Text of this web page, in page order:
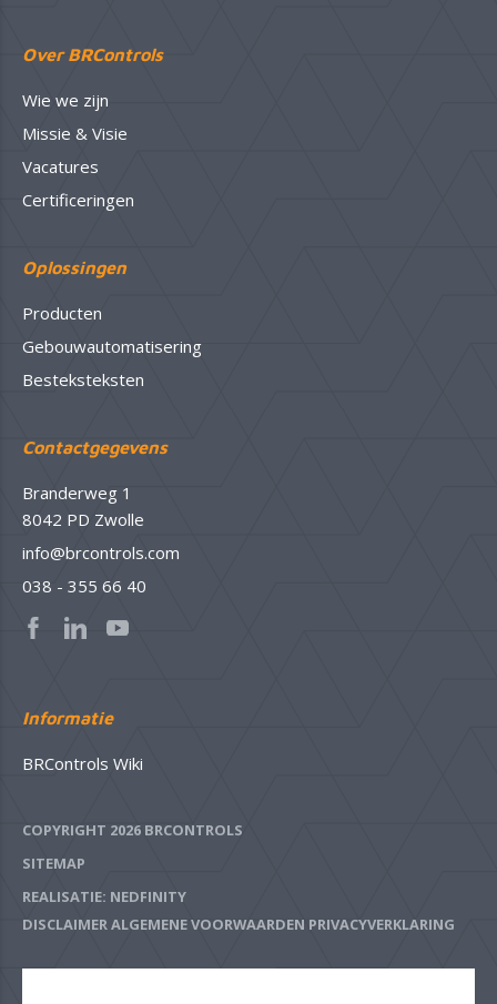
Over BRControls
Wie we zijn
Missie & Visie
Vacatures
Certificeringen
Oplossingen
Producten
Gebouwautomatisering
Besteksteksten
Contactgegevens
Branderweg 1
8042 PD Zwolle
info@brcontrols.com
038 - 355 66 40
Informatie
BRControls Wiki
COPYRIGHT 2026 BRCONTROLS
SITEMAP
REALISATIE: NEDFINITY
DISCLAIMERALGEMENE VOORWAARDEN PRIVACYVERKLARING